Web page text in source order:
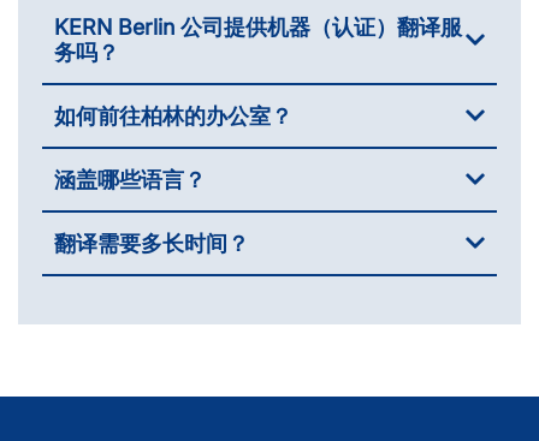
KERN Berlin 公司提供机器（认证）翻译服
务吗？
如何前往柏林的办公室？
涵盖哪些语言？
翻译需要多长时间？